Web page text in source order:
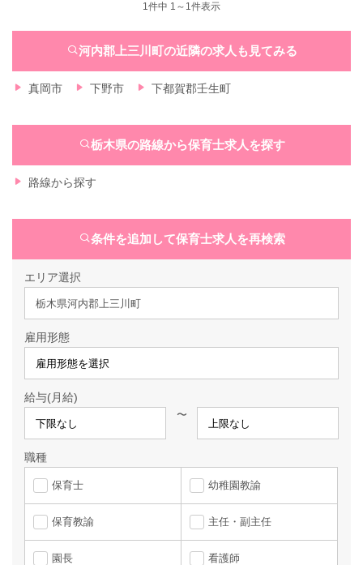
1件中 1～1件表示
河内郡上三川町の近隣の求人も見てみる
真岡市 下野市 下都賀郡壬生町
栃木県の路線から保育士求人を探す
路線から探す
条件を追加して保育士求人を再検索
エリア選択
栃木県河内郡上三川町
雇用形態
給与(月給)
〜
職種
保育士 幼稚園教諭
保育教諭 主任・副主任
園長 看護師